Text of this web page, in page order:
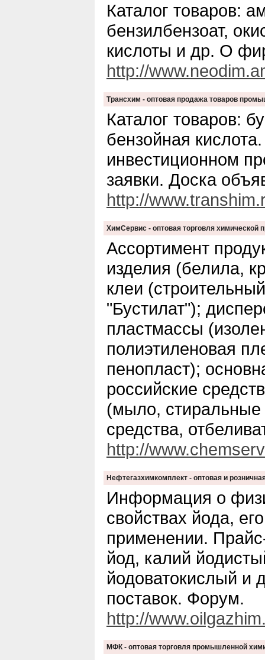
Каталог товаров:
бензилбензоат,
кислоты и др. О
http://
Трансхим - оптовая продажа товаров
Каталог товаров:
бензойная
инвестиционном
заявки. Доска
http://
ХимСервис - оптовая торговля химической
Ассортимент
изделия (белила,
клеи
"Бустилат");
пластмассы
полиэтиленовая
пенопласт);
российские
(мыло,
средства,
http://
Нефтегазхимкомплект - оптовая и
Информация о
свойствах йода,
применении.
йод, калий
йодоватокислый и
поставок. Форум.
http://
МФК - оптовая торговля промышленной